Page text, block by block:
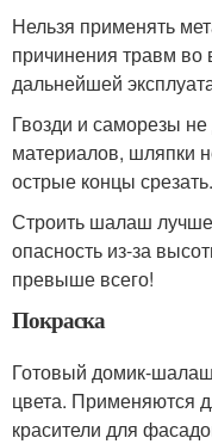
Нельзя применять
причинения травм во
дальнейшей
Гвозди и саморезы
материалов, шляпки
острые концы срезать.
Строить шалаш
опасность из-за
превыше всего!
Покраска
Готовый домик-
цвета. Применяются
красители для